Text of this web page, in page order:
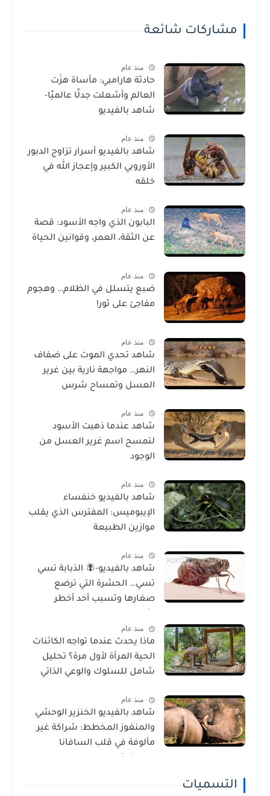
مشاركات شائعة
منذ عام
حادثة هارامبي: مأساة هزّت
العالم وأشعلت جدلًا عالميًا-
شاهد بالفيديو
منذ عام
شاهد بالفيديو أسرار تزاوج الدبور
الأوروبي الكبير وإعجاز الله في
خلقه
منذ عام
البابون الذي واجه الأسود: قصة
عن الثقة، العمر، وقوانين الحياة
منذ عام
ضبع يتسلل في الظلام… وهجوم
مفاجئ على ثور!
منذ عام
شاهد تحدي الموت على ضفاف
النهر… مواجهة نارية بين غرير
العسل وتمساح شرس
منذ عام
شاهد عندما ذهبت الأسود
لتمسح اسم غرير العسل من
الوجود
منذ عام
شاهد بالفيديو خنفساء
الإيبوميس: المفترس الذي يقلب
موازين الطبيعة
منذ عام
شاهد بالفيديو-🪰 الذبابة تسي
تسي… الحشرة التي ترضع
صغارها وتسبب أحد أخطر
منذ عام
ماذا يحدث عندما تواجه الكائنات
الحية المرآة لأول مرة؟ تحليل
شامل للسلوك والوعي الذاتي
منذ عام
شاهد بالفيديو الخنزير الوحشي
والمنغوز المخطط: شراكة غير
مألوفة في قلب السافانا
التسميات